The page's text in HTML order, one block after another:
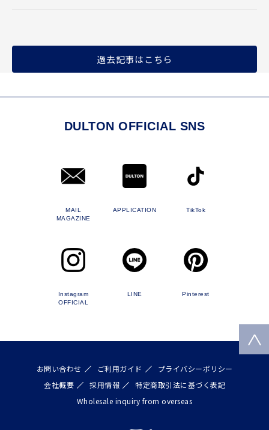
過去記事はこちら
DULTON OFFICIAL SNS
MAIL
MAGAZINE
APPLICATION TikTok
Instagram
OFFICIAL
LINE Pinterest
お問い合わせ ご利用ガイド
プライバシーポリシー
会社概要
採用情報
特定商取引法に基づく表記
Wholesale inquiry from overseas